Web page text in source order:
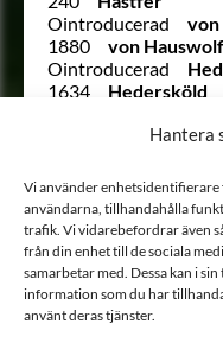
Hantera
Vi använder
användarna, tillhandahålla
trafik. Vi vidarebefordrar även
från din enhet till de sociala
samarbetar med. Dessa kan i
information som du har
använt deras tjänster.
Ointroducerad
1880
von
Ointroducerad
1634
Hedersköld
von Hegardt
1983
Heijkenskjöld
1841
von Heland
1669
von Hempel
1670
von Henel
1928
Hercules
1896 B
von
256
von